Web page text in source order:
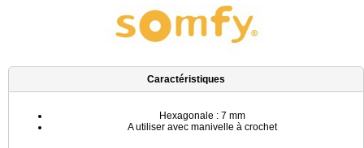
Caractéristiques
Hexagonale : 7 mm
A utiliser avec manivelle à crochet